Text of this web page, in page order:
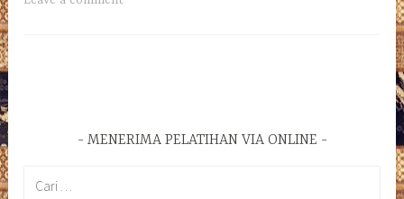
MENERIMA PELATIHAN VIA ONLINE